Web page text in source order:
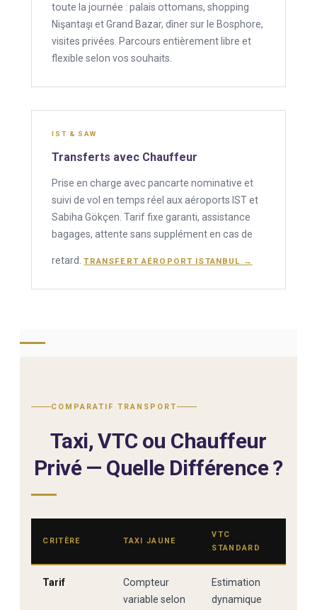
toute la journée : palais ottomans, shopping
Nişantaşı et Grand Bazar, dîner sur le Bosphore,
visites privées. Parcours entièrement libre et
flexible selon vos souhaits.
IST & SAW
Transferts avec Chauffeur
Prise en charge avec pancarte nominative et
suivi de vol en temps réel aux aéroports IST et
Sabiha Gökçen. Tarif fixe garanti, assistance
bagages, attente sans supplément en cas de
retard.TRANSFERT AÉROPORT ISTANBUL →
COMPARATIF TRANSPORT
Taxi, VTC ou Chauffeur
Privé — Quelle Différence ?
CRITÈRE TAXI JAUNE
VTC
STANDARD
Tarif
Compteur
variable selon
Estimation
dynamique